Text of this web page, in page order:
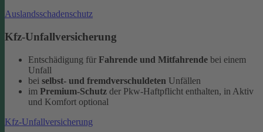
Auslandsschadenschutz
Kfz-Unfallversicherung
Entschädigung für Fahrende und Mitfahrende bei einem
Unfall
bei selbst- und fremdverschuldeten Unfällen
im Premium-Schutz der Pkw-Haftpflicht enthalten, in Aktiv
und Komfort optional
Kfz-Unfallversicherung